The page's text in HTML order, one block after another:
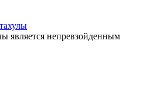
является непревзойденным